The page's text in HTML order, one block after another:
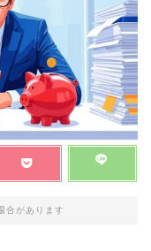
合があります